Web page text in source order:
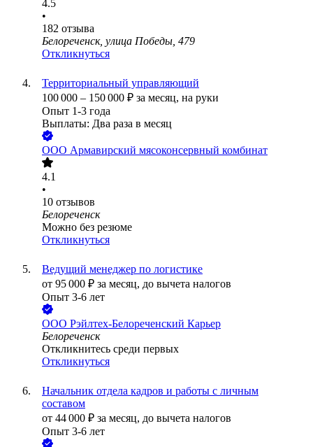
4.5
•
182 отзыва
Белореченск, улица Победы, 479
Откликнуться
Территориальный управляющий
100 000 – 150 000 ₽ за месяц, на руки
Опыт 1-3 года
Выплаты: Два раза в месяц
ООО Армавирский мясоконсервный комбинат
4.1
•
10 отзывов
Белореченск
Можно без резюме
Откликнуться
Ведущий менеджер по логистике
от 95 000 ₽ за месяц, до вычета налогов
Опыт 3-6 лет
ООО Рэйлтех-Белореченский Карьер
Белореченск
Откликнитесь среди первых
Откликнуться
Начальник отдела кадров и работы с личным
составом
от 44 000 ₽ за месяц, до вычета налогов
Опыт 3-6 лет